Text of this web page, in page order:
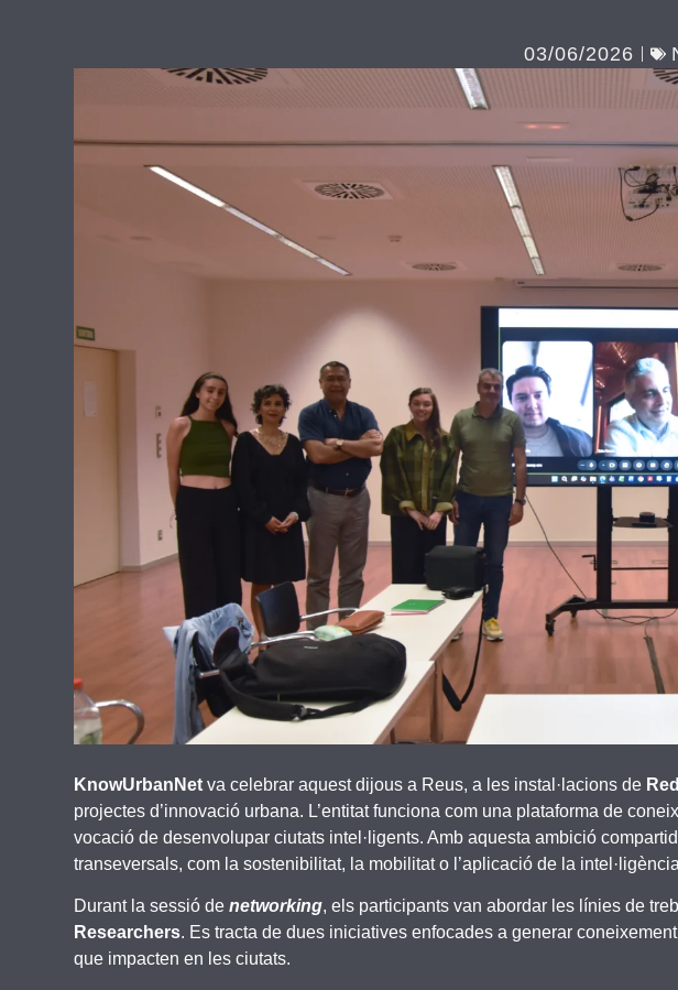
03/06/2026
KnowUrbanNet va celebrar aquest dijous a Reus, a les instal·lacions de
projectes d’innovació urbana. L’entitat funciona com una plataforma de
vocació de desenvolupar ciutats intel·ligents. Amb aquesta ambició
transeversals, com la sostenibilitat, la mobilitat o l’aplicació de la
Durant la sessió denetworking, els participants van abordar les línies de
Researchers. Es tracta de dues iniciatives enfocades a generar
que impacten en les ciutats.